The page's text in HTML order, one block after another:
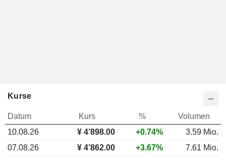
Kurse
Datum Kurs %
Volumen
10.08.26
¥ 4’898.00 +0.74%
3.59 Mio.
07.08.26
¥ 4’862.00 +3.67%
7.61 Mio.